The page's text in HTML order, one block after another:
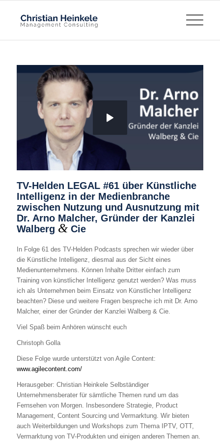
TV-Helden LEGAL #61 über Künstliche
Intelligenz in der Medienbranche
zwischen Nutzung und Ausnutzung mit
Dr. Arno Malcher, Gründer der Kanzlei
Walberg &Cie
In Folge 61 des TV-Helden Podcasts sprechen wir wieder über
die Künstliche Intelligenz, diesmal aus der Sicht eines
Medienunternehmens. Können Inhalte Dritter einfach zum
Training von künstlicher Intelligenz genutzt werden? Was muss
ich als Unternehmen beim Einsatz von Künstlicher Intelligenz
beachten? Diese und weitere Fragen bespreche ich mit Dr. Arno
Malcher, einer der Gründer der Kanzlei Walberg & Cie.
Viel Spaß beim Anhören wünscht euch
Christoph Golla
Diese Folge wurde unterstützt von Agile Content:
www.agilecontent.com/
Herausgeber: Christian Heinkele Selbständiger
Unternehmensberater für sämtliche Themen rund um das
Fernsehen von Morgen. Insbesondere Strategie, Product
Management, Content Sourcing und Vermarktung. Wir bieten
auch Weiterbildungen und Workshops zum Thema IPTV, OTT,
Vermarktung von TV-Produkten und einigen anderen Themen an.